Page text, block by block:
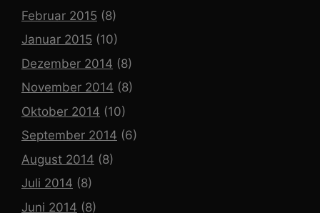
Februar 2015 (8)
Januar 2015 (10)
Dezember 2014 (8)
November 2014 (8)
Oktober 2014 (10)
September 2014 (6)
August 2014 (8)
Juli 2014 (8)
Juni 2014 (8)